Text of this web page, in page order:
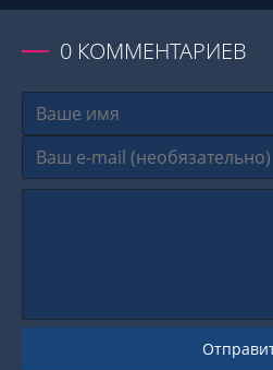
0 КОММЕНТАРИЕВ